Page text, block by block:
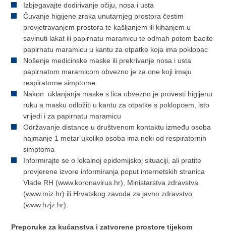
Izbjegavajte dodirivanje očiju, nosa i usta
Čuvanje higijene zraka unutarnjeg prostora čestim
provjetravanjem prostora te kašljanjem ili kihanjem u
savinuti lakat ili papirnatu maramicu te odmah potom bacite
papirnatu maramicu u kantu za otpatke koja ima poklopac
Nošenje medicinske maske ili prekrivanje nosa i usta
papirnatom maramicom obvezno je za one koji imaju
respiratorne simptome
Nakon uklanjanja maske s lica obvezno je provesti higijenu
ruku a masku odložiti u kantu za otpatke s poklopcem, isto
vrijedi i za papirnatu maramicu
Održavanje distance u društvenom kontaktu između osoba
najmanje 1 metar ukoliko osoba ima neki od respiratornih
simptoma
Informirajte se o lokalnoj epidemijskoj situaciji, ali pratite
provjerene izvore informiranja poput internetskih stranica
Vlade RH (www.koronavirus.hr), Ministarstva zdravstva
(www.miz.hr) ili Hrvatskog zavoda za javno zdravstvo
(www.hzjz.hr).
Preporuke za kućanstva i zatvorene prostore tijekom